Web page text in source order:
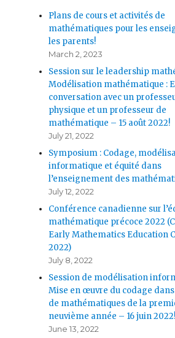
Plans de cours et activités de
mathématiques pour les
les parents!
March 2, 2023
Session sur le leadership
Modélisation mathématique :
conversation avec un
physique et un professeur de
mathématique – 15 août 2022!
July 21, 2022
Symposium : Codage,
informatique et équité dans
l’enseignement des
July 12, 2022
Conférence canadienne sur
mathématique précoce 2022
Early Mathematics Education
2022)
July 8, 2022
Session de modélisation
Mise en œuvre du codage
de mathématiques de la
neuvième année – 16 juin 2022!
June 13, 2022